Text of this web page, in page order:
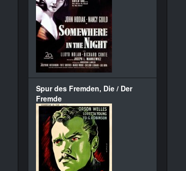
Spur des Fremden, Die / Der
Fremde